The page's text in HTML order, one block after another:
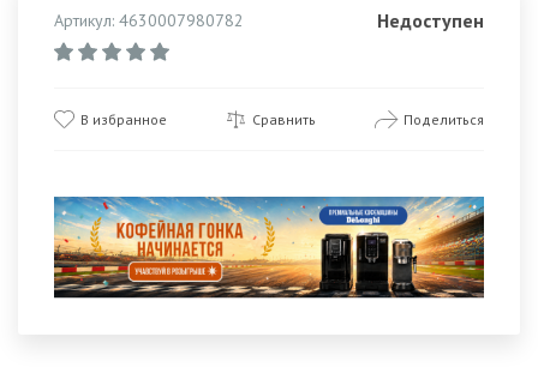
Артикул: 4630007980782 Недоступен
В избранное Сравнить Поделиться